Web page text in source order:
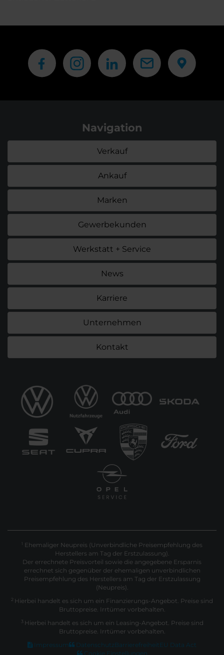
Navigation
Verkauf
Ankauf
Marken
Gewerbekunden
Werkstatt + Service
News
Karriere
Unternehmen
Kontakt
1 Ehemaliger Neupreis (Unverbindliche Preisempfehlung des
Herstellers am Tag der Erstzulassung).
Der errechnete Preisvorteil sowie die angegebene Ersparnis
errechnet sich gegenüber der ehemaligen unverbindlichen
Preisempfehlung des Herstellers am Tag der Erstzulassung
(Neupreis).
2 Hierbei handelt es sich um ein Finanzierungs-Angebot. Preise sind
Bruttopreise. Irrtümer vorbehalten.
3 Hierbei handelt es sich um ein Leasing-Angebot. Preise sind
Bruttopreise. Irrtümer vorbehalten.
Impressum
Datenschutz Barrierefreiheit EU Data Act
Cookie Einstellungen